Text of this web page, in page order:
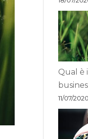
Qual è
11/07/2020